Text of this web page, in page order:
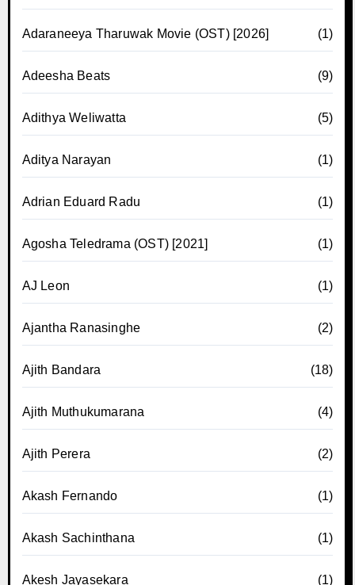
Adaraneeya Tharuwak Movie (OST) [2026] (1)
Adeesha Beats (9)
Adithya Weliwatta (5)
Aditya Narayan (1)
Adrian Eduard Radu (1)
Agosha Teledrama (OST) [2021] (1)
AJ Leon (1)
Ajantha Ranasinghe (2)
Ajith Bandara (18)
Ajith Muthukumarana (4)
Ajith Perera (2)
Akash Fernando (1)
Akash Sachinthana (1)
Akesh Jayasekara (1)